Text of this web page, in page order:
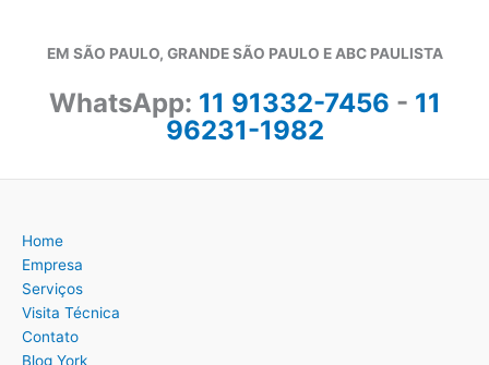
EM SÃO PAULO, GRANDE SÃO PAULO E ABC PAULISTA
WhatsApp: 11 91332-7456 - 11
96231-1982
Home
Empresa
Serviços
Visita Técnica
Contato
Blog York